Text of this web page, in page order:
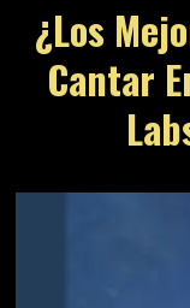
¿los
Cantar